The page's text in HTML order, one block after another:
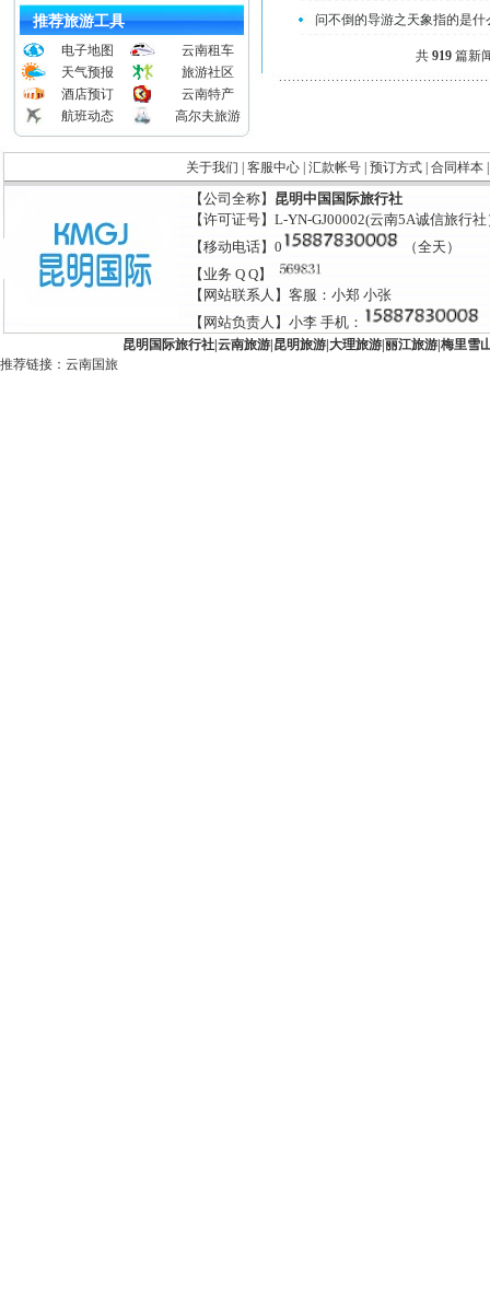
推荐旅游工具
电子地图
云南租车
天气预报
旅游社区
酒店预订
云南特产
航班动态
高尔夫旅游
问不倒的导游之天象指的是什
共 919 篇新
关于我们 客服中心| 汇款帐号| 预订方式| 合同样本
【公司全称】 昆明中国国际旅行社
【许可证号】L-YN-GJ00002(云南5A诚信旅行社
【移动电话】0
（全天）
【业务 Q Q】
【网站联系人】客服：小郑 小张
【网站负责人】小李 手机：
昆明国际旅行社| 云南旅游| 昆明旅游| 大理旅游| 丽江旅游| 梅里雪
推荐链接： 云南国旅